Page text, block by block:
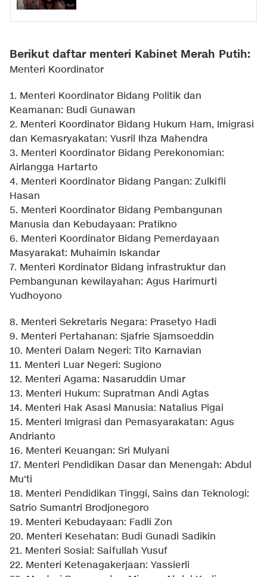
Berikut daftar menteri Kabinet Merah Putih:
Menteri Koordinator
1. Menteri Koordinator Bidang Politik dan
Keamanan: Budi Gunawan
2. Menteri Koordinator Bidang Hukum Ham, Imigrasi
dan Kemasryakatan: Yusril Ihza Mahendra
3. Menteri Koordinator Bidang Perekonomian:
Airlangga Hartarto
4. Menteri Koordinator Bidang Pangan: Zulkifli
Hasan
5. Menteri Koordinator Bidang Pembangunan
Manusia dan Kebudayaan: Pratikno
6. Menteri Koordinator Bidang Pemerdayaan
Masyarakat: Muhaimin Iskandar
7. Menteri Kordinator Bidang infrastruktur dan
Pembangunan kewilayahan: Agus Harimurti
Yudhoyono
8. Menteri Sekretaris Negara: Prasetyo Hadi
9. Menteri Pertahanan: Sjafrie Sjamsoeddin
10. Menteri Dalam Negeri: Tito Karnavian
11. Menteri Luar Negeri: Sugiono
12. Menteri Agama: Nasaruddin Umar
13. Menteri Hukum: Supratman Andi Agtas
14. Menteri Hak Asasi Manusia: Natalius Pigai
15. Menteri Imigrasi dan Pemasyarakatan: Agus
Andrianto
16. Menteri Keuangan: Sri Mulyani
17. Menteri Pendidikan Dasar dan Menengah: Abdul
Mu'ti
18. Menteri Pendidikan Tinggi, Sains dan Teknologi:
Satrio Sumantri Brodjonegoro
19. Menteri Kebudayaan: Fadli Zon
20. Menteri Kesehatan: Budi Gunadi Sadikin
21. Menteri Sosial: Saifullah Yusuf
22. Menteri Ketenagakerjaan: Yassierli